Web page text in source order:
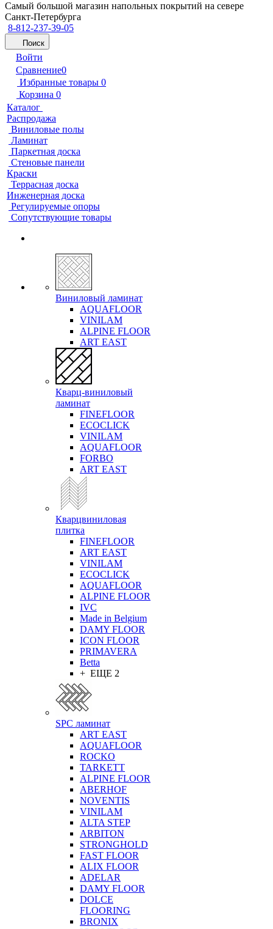
Самый большой магазин напольных покрытий на севере
Санкт-Петербурга
8-812-237-39-05
Поиск
Войти
Сравнение0
Избранные товары 0
Корзина 0
Каталог
Распродажа
Виниловые полы
Ламинат
Паркетная доска
Стеновые панели
Краски
Террасная доска
Инженерная доска
Регулируемые опоры
Сопутствующие товары
Виниловый ламинат
AQUAFLOOR
VINILAM
ALPINE FLOOR
ART EAST
Кварц-виниловый
ламинат
FINEFLOOR
ECOCLICK
VINILAM
AQUAFLOOR
FORBO
ART EAST
Кварцвиниловая
плитка
FINEFLOOR
ART EAST
VINILAM
ECOCLICK
AQUAFLOOR
ALPINE FLOOR
IVC
Made in Belgium
DAMY FLOOR
ICON FLOOR
PRIMAVERA
Betta
+ ЕЩЕ 2
SPC ламинат
ART EAST
AQUAFLOOR
ROCKO
TARKETT
ALPINE FLOOR
ABERHOF
NOVENTIS
VINILAM
ALTA STEP
ARBITON
STRONGHOLD
FAST FLOOR
ALIX FLOOR
ADELAR
DAMY FLOOR
DOLCE
FLOORING
BRONIX